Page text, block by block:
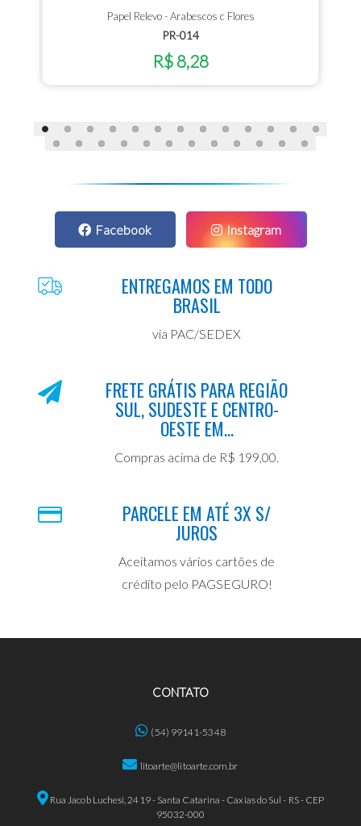
Papel Relevo - Arabescos c Flores
PR-014
R$ 8,28
Facebook Instagram
ENTREGAMOS EM TODO
BRASIL
via PAC/SEDEX
FRETE GRÁTIS PARA REGIÃO
SUL, SUDESTE E CENTRO-
OESTE EM...
Compras acima de R$ 199,00.
PARCELE EM ATÉ 3X S/
JUROS
Aceitamos vários cartões de
crédito pelo PAGSEGURO!
CONTATO
(54) 99141-5348
litoarte@litoarte.com.br
Rua Jacob Luchesi, 2419 - Santa Catarina - Caxias do Sul - RS - CEP
95032-000